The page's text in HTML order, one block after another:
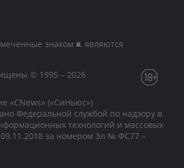
знаком ■, являются
© 1995 – 2026
«CNews» («СиНьюс»)
Федеральной службой по надзору в
технологий и массовых
за номером Эл № ФС77 –